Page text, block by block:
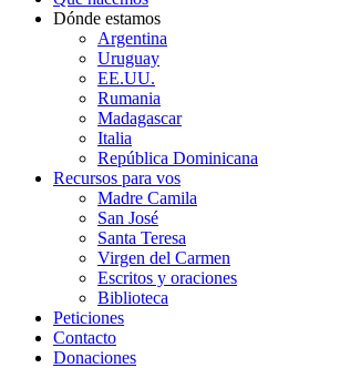
Dónde estamos
Argentina
Uruguay
EE.UU.
Rumania
Madagascar
Italia
República Dominicana
Recursos para vos
Madre Camila
San José
Santa Teresa
Virgen del Carmen
Escritos y oraciones
Biblioteca
Peticiones
Contacto
Donaciones